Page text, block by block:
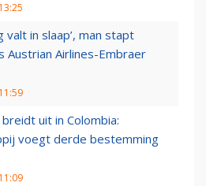
valt in slaap’, man stapt
Austrian Airlines-Embraer
uit in Colombia:
voegt derde bestemming